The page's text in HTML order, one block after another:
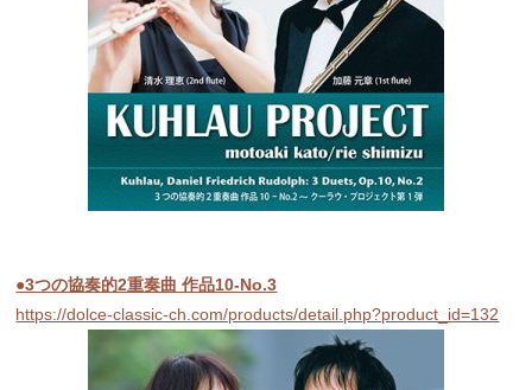
●3つの協奏的2重奏曲 作品10-No.3
https://dolce-classic-ch.com/products/detail.php?product_id=132